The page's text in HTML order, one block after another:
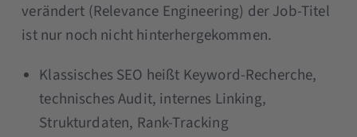
verändert (Relevance Engineering) der Job-Titel
ist nur noch nicht hinterhergekommen.
Klassisches SEO heißt Keyword-Recherche,
technisches Audit, internes Linking,
Strukturdaten, Rank-Tracking